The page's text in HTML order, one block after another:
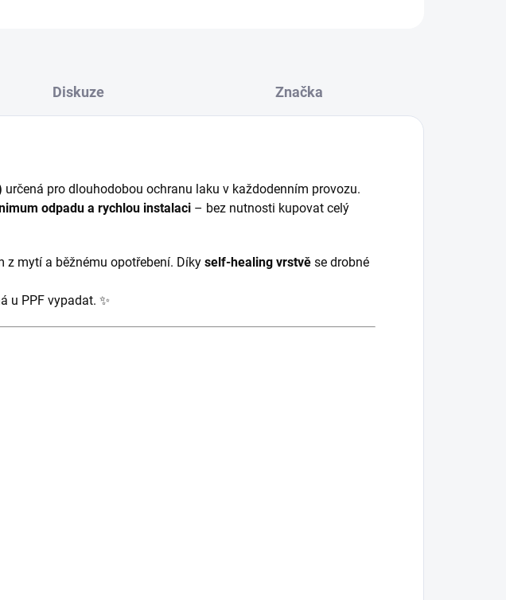
Diskuze Značka
určená pro dlouhodobou ochranu laku v každodenním provozu.
odpadu a rychlou instalaci – bez nutnosti kupovat celý
mytí a běžnému opotřebení. Díky self-healing vrstvě se drobné
u PPF vypadat. ✨